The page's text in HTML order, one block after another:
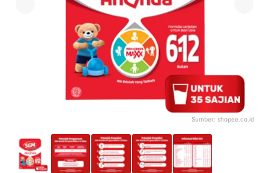
Sumber: shopee.co.id